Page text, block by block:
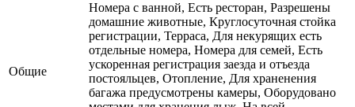
Общие
Номера с ванной, Есть ресторан, Разрешены
домашние животные, Круглосуточная стойка
регистрации, Терраса, Для некурящих есть
отдельные номера, Номера для семей, Есть
ускоренная регистрация заезда и отъезда
постояльцев, Отопление, Для храненения
багажа предусмотрены камеры, Оборудовано